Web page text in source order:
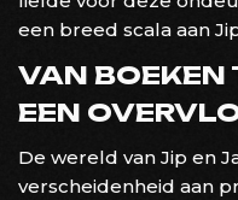
een breed scala aan
VAN BOEKEN
EEN
De wereld van Jip en
verscheidenheid aan